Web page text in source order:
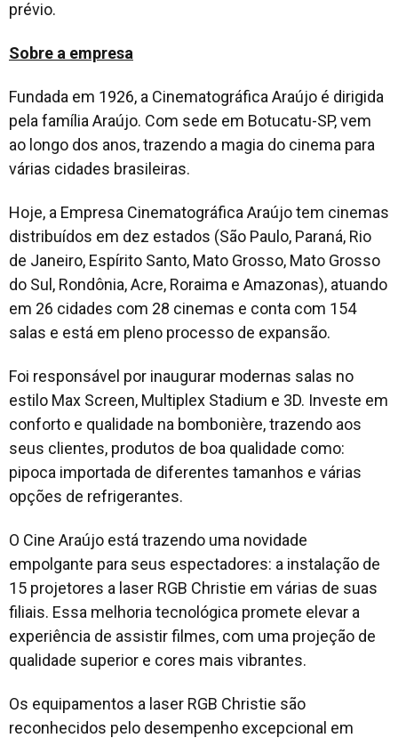
prévio.
Sobre a empresa
Fundada em 1926, a Cinematográfica Araújo é dirigida
pela família Araújo. Com sede em Botucatu-SP, vem
ao longo dos anos, trazendo a magia do cinema para
várias cidades brasileiras.
Hoje, a Empresa Cinematográfica Araújo tem cinemas
distribuídos em dez estados (São Paulo, Paraná, Rio
de Janeiro, Espírito Santo, Mato Grosso, Mato Grosso
do Sul, Rondônia, Acre, Roraima e Amazonas), atuando
em 26 cidades com 28 cinemas e conta com 154
salas e está em pleno processo de expansão.
Foi responsável por inaugurar modernas salas no
estilo Max Screen, Multiplex Stadium e 3D. Investe em
conforto e qualidade na bombonière, trazendo aos
seus clientes, produtos de boa qualidade como:
pipoca importada de diferentes tamanhos e várias
opções de refrigerantes.
O Cine Araújo está trazendo uma novidade
empolgante para seus espectadores: a instalação de
15 projetores a laser RGB Christie em várias de suas
filiais. Essa melhoria tecnológica promete elevar a
experiência de assistir filmes, com uma projeção de
qualidade superior e cores mais vibrantes.
Os equipamentos a laser RGB Christie são
reconhecidos pelo desempenho excepcional em